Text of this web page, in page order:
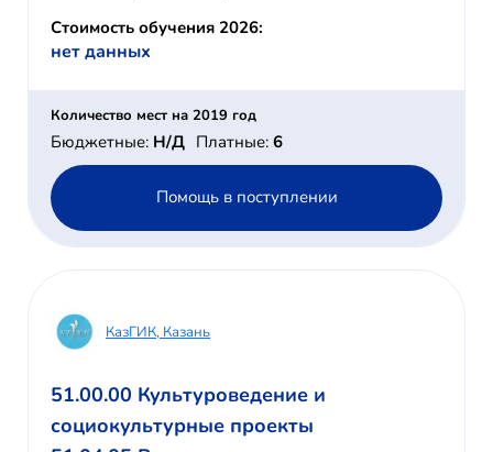
Стоимость обучения 2026:
нет данных
Количество мест на 2019 год
Бюджетные: Н/Д Платные: 6
Помощь в поступлении
КазГИК, Казань
51.00.00 Культуроведение и
социокультурные проекты